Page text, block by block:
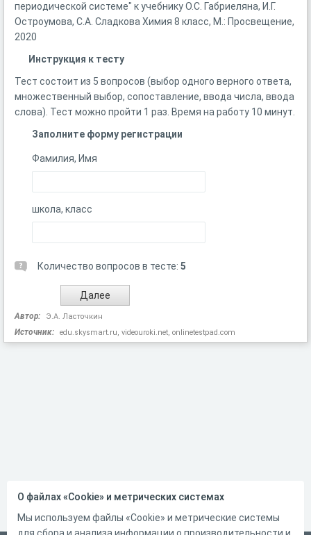
периодической системе" к учебнику О.С. Габриеляна, И.Г.
Остроумова, С.А. Сладкова Химия 8 класс, М.: Просвещение,
2020
Инструкция к тесту
Тест состоит из 5 вопросов (выбор одного верного ответа,
множественный выбор, сопоставление, ввода числа, ввода
слова). Тест можно пройти 1 раз. Время на работу 10 минут.
Заполните форму регистрации
Фамилия, Имя
школа, класс
Количество вопросов в тесте: 5
Автор: Э.А. Ласточкин
Источник: edu.skysmart.ru, videouroki.net, onlinetestpad.com
О файлах «Cookie» и метрических системах
Мы используем файлы «Cookie» и метрические системы